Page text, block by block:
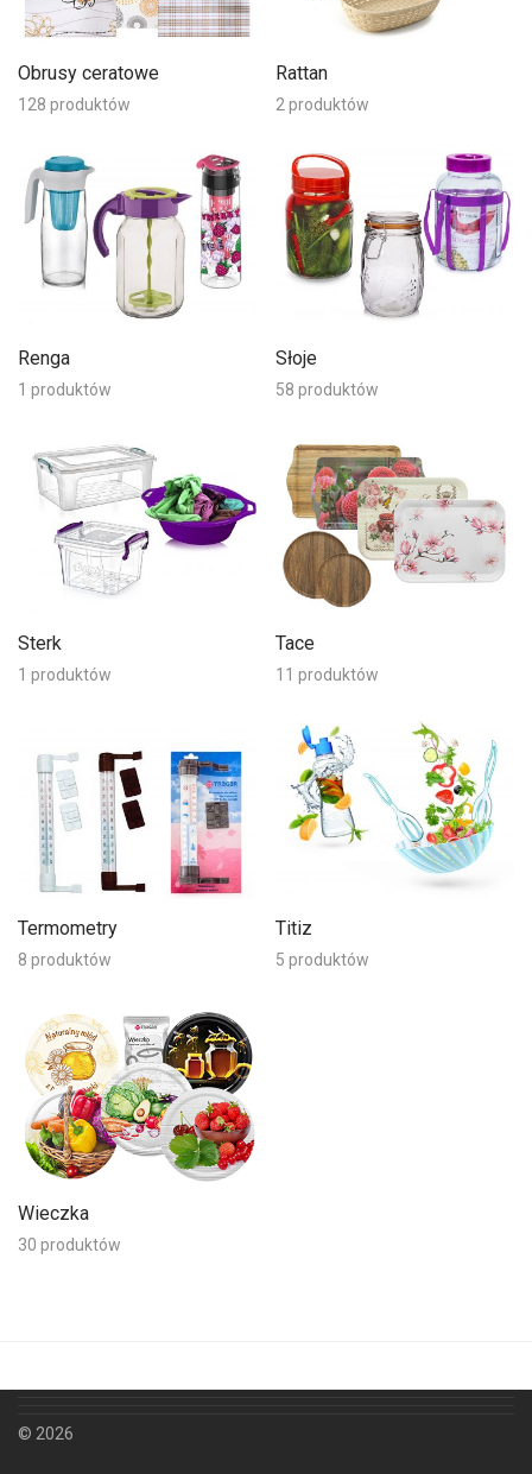
Obrusy ceratowe
128 produktów
Rattan
2 produktów
Renga
1 produktów
Słoje
58 produktów
Sterk
1 produktów
Tace
11 produktów
Termometry
8 produktów
Titiz
5 produktów
Wieczka
30 produktów
© 2026